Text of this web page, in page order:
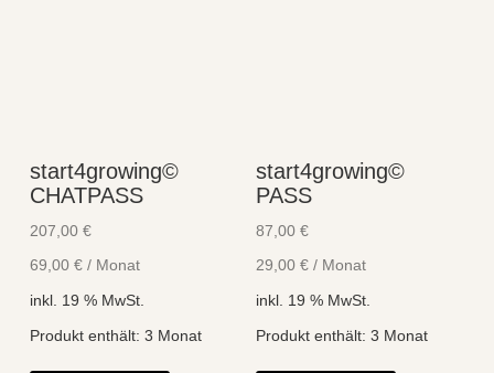
start4growing©
CHATPASS
207,00 €
69,00 €/ Monat
inkl. 19 % MwSt.
Produkt enthält: 3 Monat
start4growing©
PASS
87,00 €
29,00 €/ Monat
inkl. 19 % MwSt.
Produkt enthält: 3 Monat